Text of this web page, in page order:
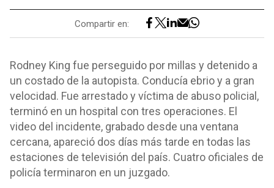
Compartir en:
Rodney King fue perseguido por millas y detenido a
un costado de la autopista. Conducía ebrio y a gran
velocidad. Fue arrestado y víctima de abuso policial,
terminó en un hospital con tres operaciones. El
video del incidente, grabado desde una ventana
cercana, apareció dos días más tarde en todas las
estaciones de televisión del país. Cuatro oficiales de
policía terminaron en un juzgado.